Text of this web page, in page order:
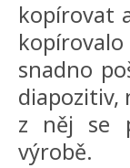
kopírovat
snadno
diapozitiv,
z něj se
výrobě.